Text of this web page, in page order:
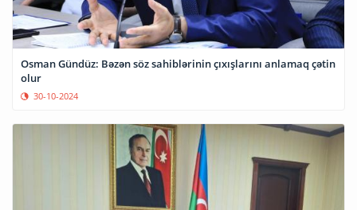
Osman Gündüz: Bəzən söz sahiblərinin çıxışlarını anlamaq çətin
olur
30-10-2024